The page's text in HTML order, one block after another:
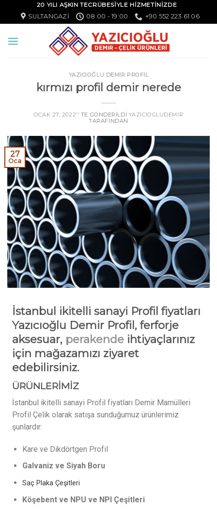
20 YILI AŞKIN TECRÜBESİYLE HİZMETİNİZDE
SULTANGAZI
08:00 - 19:00 +90 552 223 61 06
YAZICIOĞLU DEMİR PROFİL
kırmızı profil demir nerede
OCAK 27, 2022’' TE GÖNDERILDI YAZICIOGLUDEMIR
TARAFINDAN
27
Oca
İstanbul ikitelli sanayi Profil fiyatları
Yazıcıoğlu Demir Profil, ferforje
aksesuar, perakende ihtiyaçlarınız
için mağazamızı ziyaret
edebilirsiniz.
ÜRÜNLERİMİZ
İstanbul ikitelli sanayi Profil fiyatları Demir Mamülleri
Profil Çelik olarak satışa sunduğumuz ürünlerimiz
şunlardır:
Kare ve Dikdörtgen Profil
Galvaniz ve Siyah Boru
Saç Plaka Çeşitleri
Köşebent ve NPU ve NPI Çeşitleri